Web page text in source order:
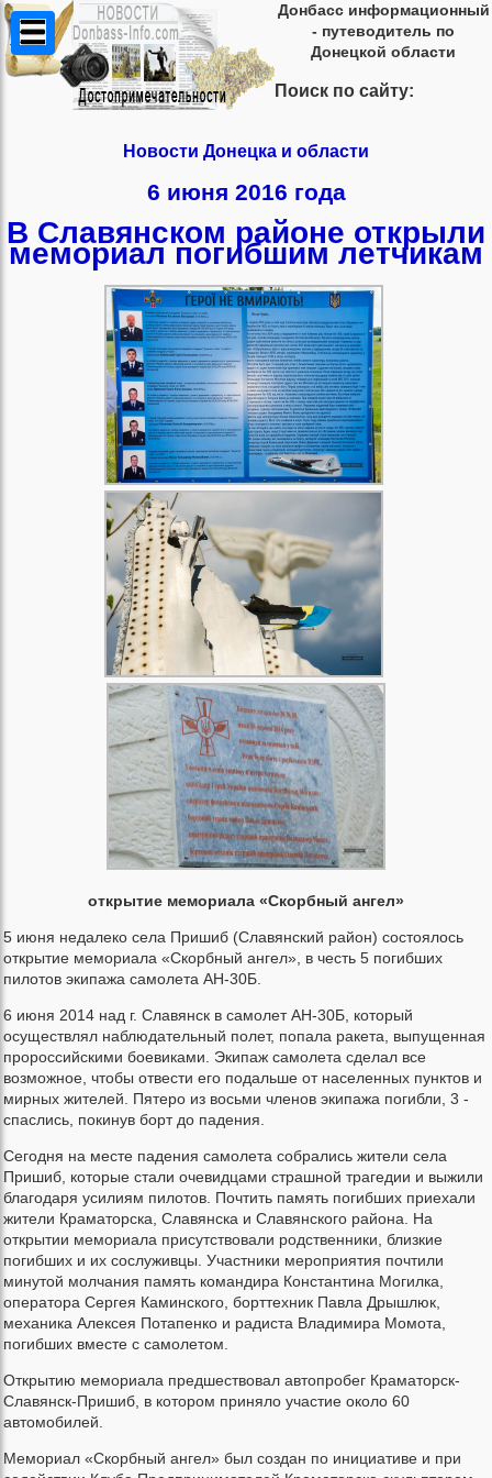
Донбасс информационный
- путеводитель по
Донецкой области
Поиск по сайту:
Новости Донецка и области
6 июня 2016 года
В Славянском районе открыли
мемориал погибшим летчикам
открытие мемориала «Скорбный ангел»
5 июня недалеко села Пришиб (Славянский район) состоялось
открытие мемориала «Скорбный ангел», в честь 5 погибших
пилотов экипажа самолета АН-30Б.
6 июня 2014 над г. Славянск в самолет АН-30Б, который
осуществлял наблюдательный полет, попала ракета, выпущенная
пророссийскими боевиками. Экипаж самолета сделал все
возможное, чтобы отвести его подальше от населенных пунктов и
мирных жителей. Пятеро из восьми членов экипажа погибли, 3 -
спаслись, покинув борт до падения.
Сегодня на месте падения самолета собрались жители села
Пришиб, которые стали очевидцами страшной трагедии и выжили
благодаря усилиям пилотов. Почтить память погибших приехали
жители Краматорска, Славянска и Славянского района. На
открытии мемориала присутствовали родственники, близкие
погибших и их сослуживцы. Участники мероприятия почтили
минутой молчания память командира Константина Могилка,
оператора Сергея Каминского, борттехник Павла Дрышлюк,
механика Алексея Потапенко и радиста Владимира Момота,
погибших вместе с самолетом.
Открытию мемориала предшествовал автопробег Краматорск-
Славянск-Пришиб, в котором приняло участие около 60
автомобилей.
Мемориал «Скорбный ангел» был создан по инициативе и при